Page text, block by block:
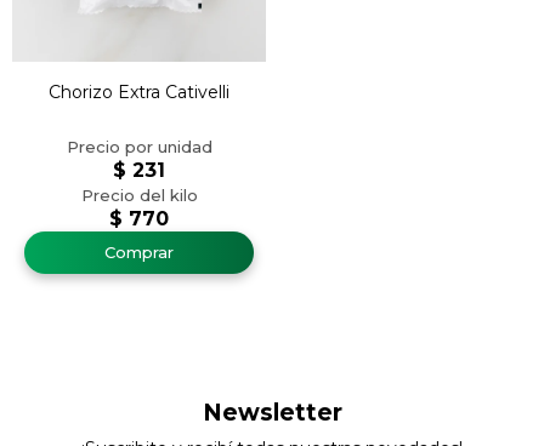
Chorizo Extra Cativelli
$ 770
$ 231
Newsletter